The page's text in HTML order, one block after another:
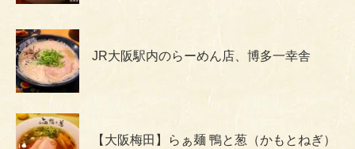
JR大阪駅内のらーめん店、博多一幸舎
【大阪梅田】らぁ麺 鴨と葱（かもとねぎ）